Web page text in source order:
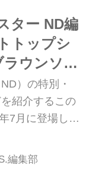
ター ND編
トップシ
ラウンソフ
ラメルト
）の特別・
紹介するこの
7月に登場した
（キャラメ
編集部